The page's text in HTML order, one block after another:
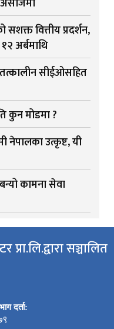
वित्तीय प्रदर्शन,
अर्बमाथि
सीईओसहित
कुन मोडमा ?
उत्कृष्ट, यी
कामना सेवा
प्रा.लि.द्वारा सञ्चालित
दर्ता: